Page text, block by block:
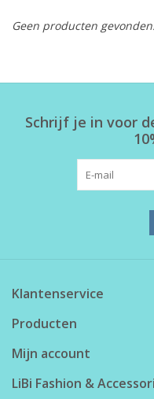
Accessoires
Home deco
SALE
Geen producten
Schrijf je in voor
Klantenservice
Producten
Mijn account
LiBi Fashion &